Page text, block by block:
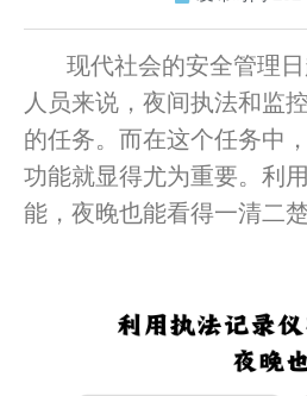
现代社会的安全管理
人员来说，夜间执法和监
的任务。而在这个任务中
功能就显得尤为重要。利
能，夜晚也能看得一清二楚